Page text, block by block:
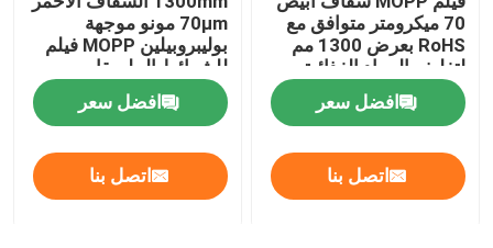
70 ميكرومتر متوافق مع
RoHS بعرض 1300 مم
لتغليف المواد الغذائية
والتصفيح
افضل سعر
اتصل بنا
70μm مونو موجهة
بوليبروبيلين MOPP فيلم
للشرائط الملصقات
والتغليف الغذائي
افضل سعر
اتصل بنا